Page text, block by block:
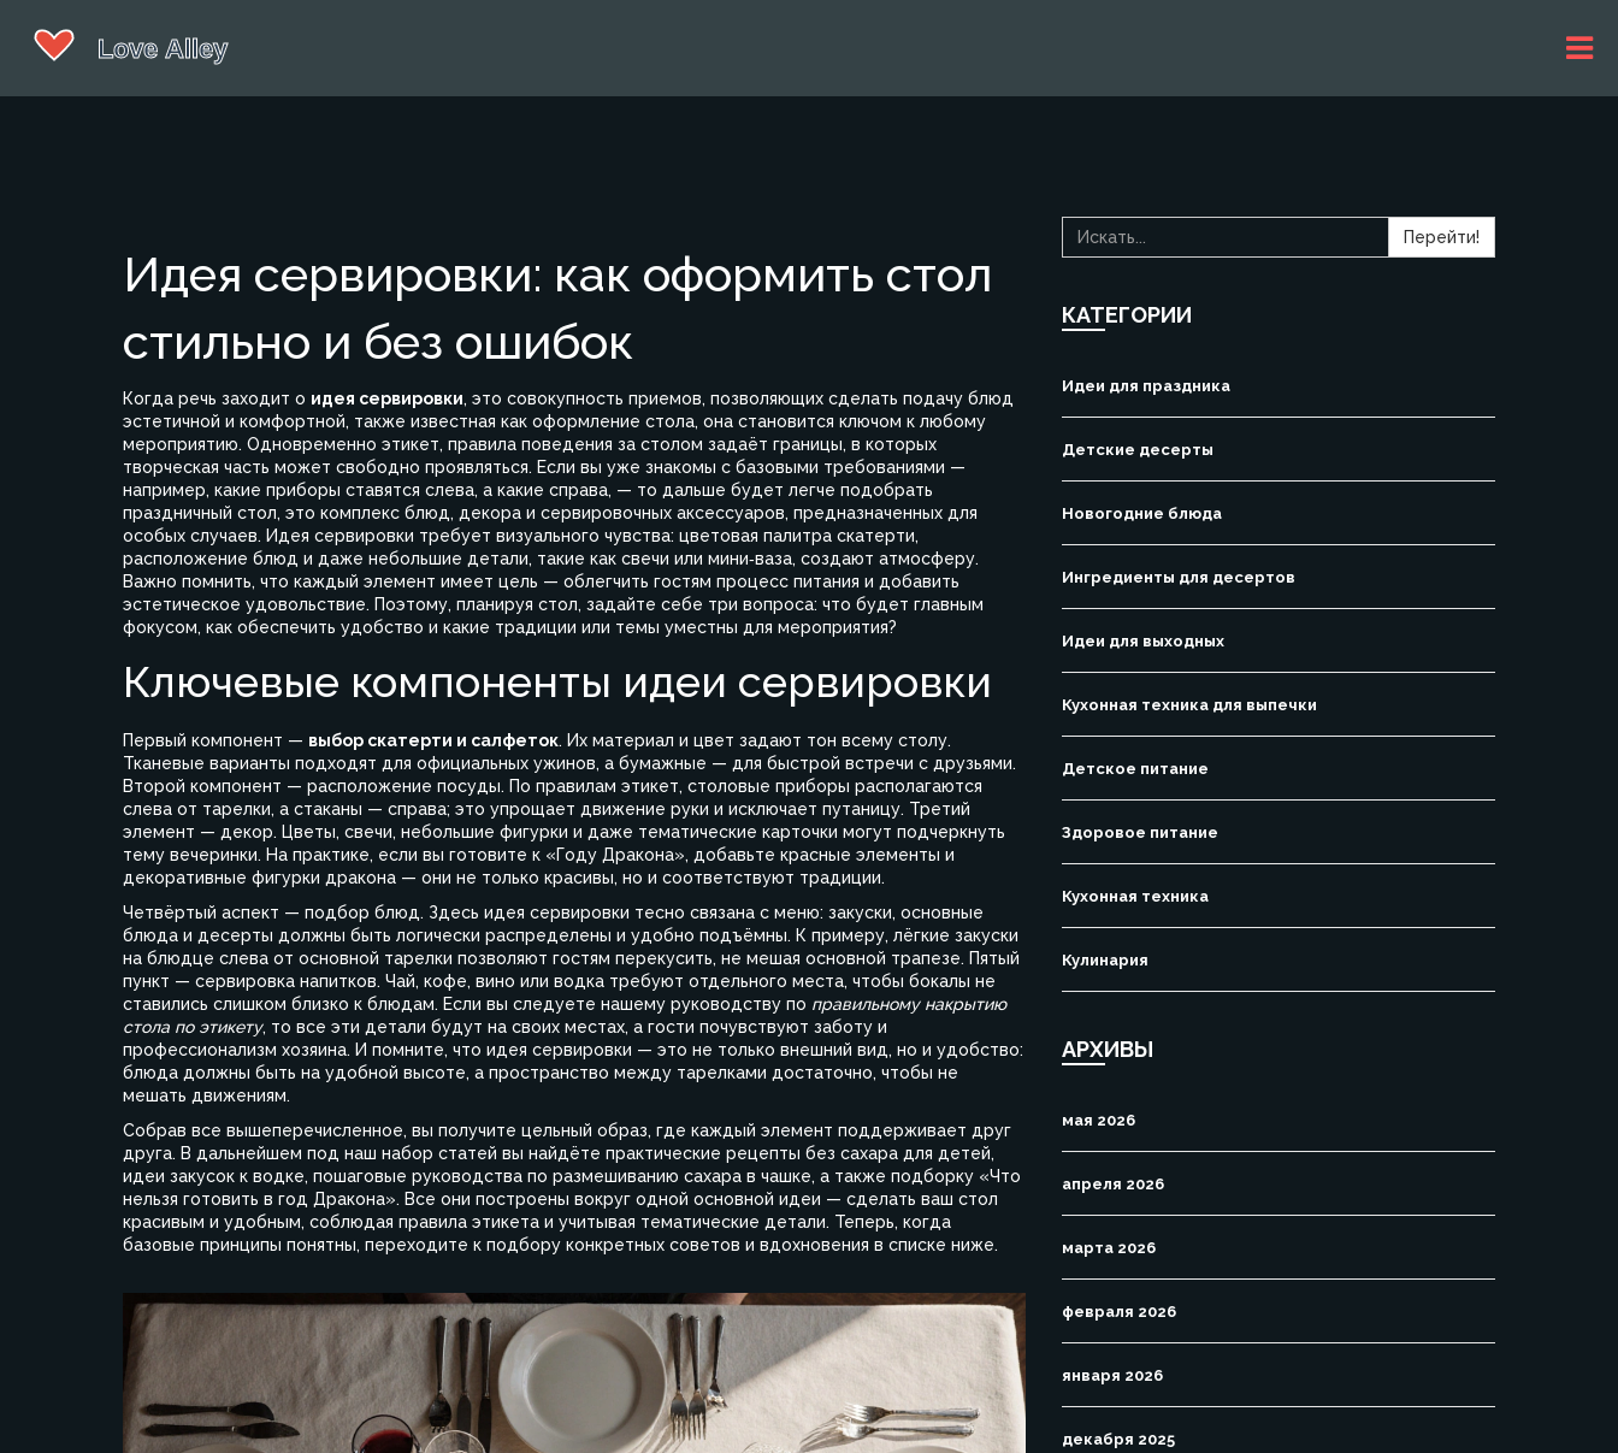
Идея сервировки: как оформить стол
стильно и без ошибок
Когда речь заходит о идея сервировки, это совокупность приемов, позволяющих сделать подачу блюд
эстетичной и комфортной, также известная как оформление стола, она становится ключом к любому
мероприятию. Одновременно этикет, правила поведения за столом задаёт границы, в которых
творческая часть может свободно проявляться. Если вы уже знакомы с базовыми требованиями —
например, какие приборы ставятся слева, а какие справа, — то дальше будет легче подобрать
праздничный стол, это комплекс блюд, декора и сервировочных аксессуаров, предназначенных для
особых случаев. Идея сервировки требует визуального чувства: цветовая палитра скатерти,
расположение блюд и даже небольшие детали, такие как свечи или мини‑ваза, создают атмосферу.
Важно помнить, что каждый элемент имеет цель — облегчить гостям процесс питания и добавить
эстетическое удовольствие. Поэтому, планируя стол, задайте себе три вопроса: что будет главным
фокусом, как обеспечить удобство и какие традиции или темы уместны для мероприятия?
Ключевые компоненты идеи сервировки
Первый компонент — выбор скатерти и салфеток. Их материал и цвет задают тон всему столу.
Тканевые варианты подходят для официальных ужинов, а бумажные — для быстрой встречи с друзьями.
Второй компонент — расположение посуды. По правилам этикет, столовые приборы располагаются
слева от тарелки, а стаканы — справа; это упрощает движение руки и исключает путаницу. Третий
элемент — декор. Цветы, свечи, небольшие фигурки и даже тематические карточки могут подчеркнуть
тему вечеринки. На практике, если вы готовите к «Году Дракона», добавьте красные элементы и
декоративные фигурки дракона — они не только красивы, но и соответствуют традиции.
Четвёртый аспект — подбор блюд. Здесь идея сервировки тесно связана с меню: закуски, основные
блюда и десерты должны быть логически распределены и удобно подъёмны. К примеру, лёгкие закуски
на блюдце слева от основной тарелки позволяют гостям перекусить, не мешая основной трапезе. Пятый
пункт — сервировка напитков. Чай, кофе, вино или водка требуют отдельного места, чтобы бокалы не
ставились слишком близко к блюдам. Если вы следуете нашему руководству по правильному накрытию
стола по этикету, то все эти детали будут на своих местах, а гости почувствуют заботу и
профессионализм хозяина. И помните, что идея сервировки — это не только внешний вид, но и удобство:
блюда должны быть на удобной высоте, а пространство между тарелками достаточно, чтобы не
мешать движениям.
Собрав все вышеперечисленное, вы получите цельный образ, где каждый элемент поддерживает друг
друга. В дальнейшем под наш набор статей вы найдёте практические рецепты без сахара для детей,
идеи закусок к водке, пошаговые руководства по размешиванию сахара в чашке, а также подборку «Что
нельзя готовить в год Дракона». Все они построены вокруг одной основной идеи — сделать ваш стол
красивым и удобным, соблюдая правила этикета и учитывая тематические детали. Теперь, когда
базовые принципы понятны, переходите к подбору конкретных советов и вдохновения в списке ниже.
Перейти!
КАТЕГОРИИ
Идеи для праздника
Детские десерты
Новогодние блюда
Ингредиенты для десертов
Идеи для выходных
Кухонная техника для выпечки
Детское питание
Здоровое питание
Кухонная техника
Кулинария
АРХИВЫ
мая 2026
апреля 2026
марта 2026
февраля 2026
января 2026
декабря 2025